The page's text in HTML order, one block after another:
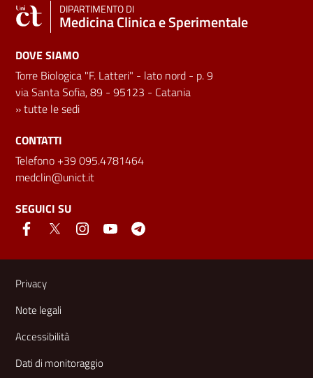
DIPARTIMENTO DI
Medicina Clinica e Sperimentale
DOVE SIAMO
Torre Biologica "F. Latteri" - lato nord - p. 9
via Santa Sofia, 89 - 95123 - Catania
»tutte le sedi
CONTATTI
Telefono +39 095.4781464
medclin@unict.it
SEGUICI SU
Link e informazioni utili
Privacy
Note legali
Accessibilità
Dati di monitoraggio